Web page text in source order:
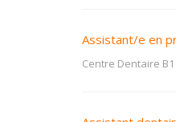
Assistant/e en
Centre Dentaire B1